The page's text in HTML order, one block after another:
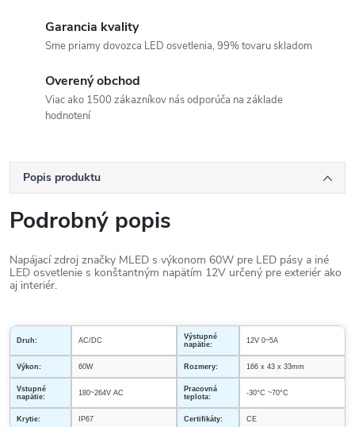
Garancia kvality
Sme priamy dovozca LED osvetlenia, 99% tovaru skladom
Overený obchod
Viac ako 1500 zákazníkov nás odporúča na základe
hodnotení
Popis produktu
Podrobný popis
Napájací zdroj značky MLED s výkonom 60W pre LED pásy a iné
LED osvetlenie s konštantným napätím 12V určený pre exteriér ako
aj interiér.
Druh: AC/DC
Výstupné
napätie:
12V 0~5A
Výkon: 60W Rozmery: 166 x 43 x 33mm
Vstupné
napätie:
180~264V AC
Pracovná
teplota:
-30°C ~70°C
Krytie: IP67 Certifikáty: CE